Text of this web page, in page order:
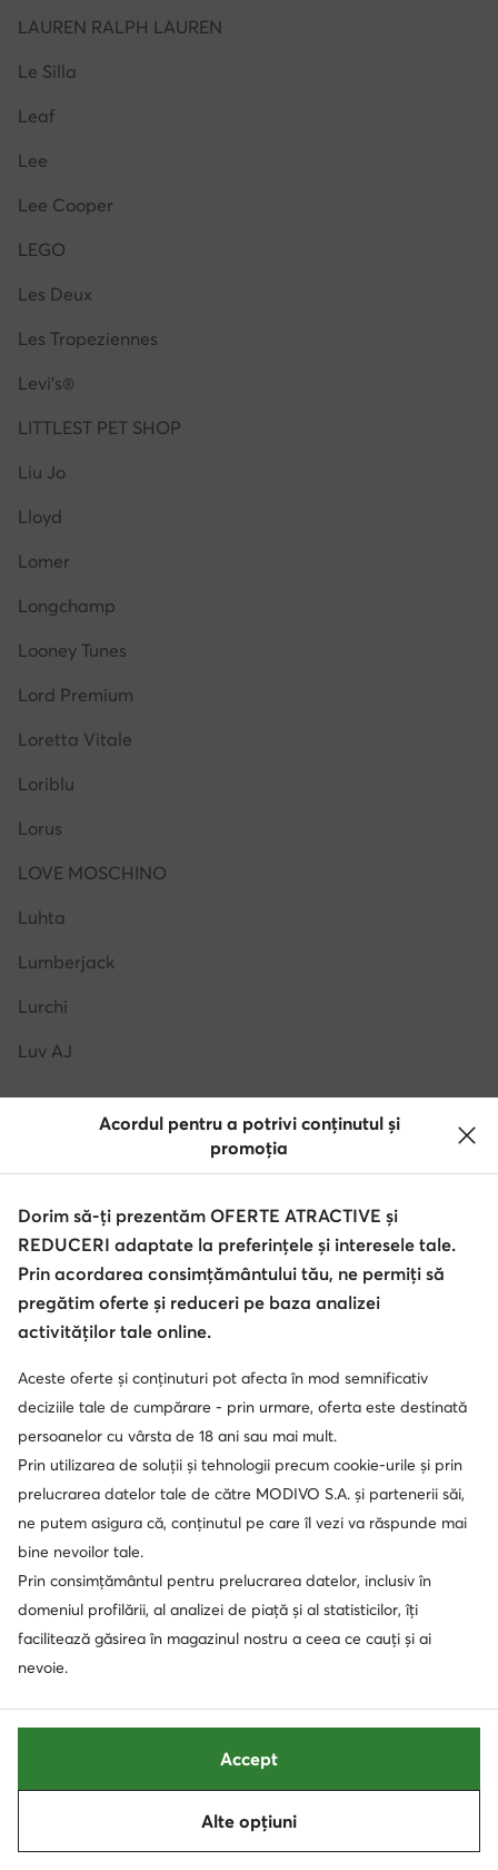
LAUREN RALPH LAUREN
Le Silla
Leaf
Lee
Lee Cooper
LEGO
Les Deux
Les Tropeziennes
Levi's®
LITTLEST PET SHOP
Liu Jo
Lloyd
Lomer
Longchamp
Looney Tunes
Lord Premium
Loretta Vitale
Loriblu
Lorus
LOVE MOSCHINO
Luhta
Lumberjack
Lurchi
Luv AJ
M
M Missoni
Maciejka
MALONE SOULIERS
MANDALORIAN
Manebi
Manitu
Marc Jacobs
Marc O'Polo
Marciano Guess
Marco Tozzi
Marella
Acordul pentru a potrivi conținutul și
promoția
Dorim să-ți prezentăm OFERTE ATRACTIVE și
REDUCERI adaptate la preferințele și interesele tale.
Prin acordarea consimțământului tău, ne permiți să
pregătim oferte și reduceri pe baza analizei
activităților tale online.
Aceste oferte și conținuturi pot afecta în mod semnificativ
deciziile tale de cumpărare - prin urmare, oferta este destinată
persoanelor cu vârsta de 18 ani sau mai mult.
Prin utilizarea de soluții și tehnologii precum cookie-urile și prin
prelucrarea datelor tale de către MODIVO S.A. și partenerii săi,
ne putem asigura că, conținutul pe care îl vezi va răspunde mai
bine nevoilor tale.
Prin consimțământul pentru prelucrarea datelor, inclusiv în
domeniul profilării, al analizei de piață și al statisticilor, îți
facilitează găsirea în magazinul nostru a ceea ce cauți și ai
nevoie.
Alte opțiuni
Accept